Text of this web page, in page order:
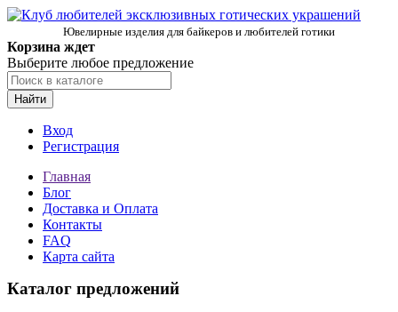
Ювелирные изделия для байкеров и любителей готики
Корзина ждет
Выберите любое предложение
Найти
Вход
Регистрация
Главная
Блог
Доставка и Оплата
Контакты
FAQ
Карта сайта
Каталог предложений